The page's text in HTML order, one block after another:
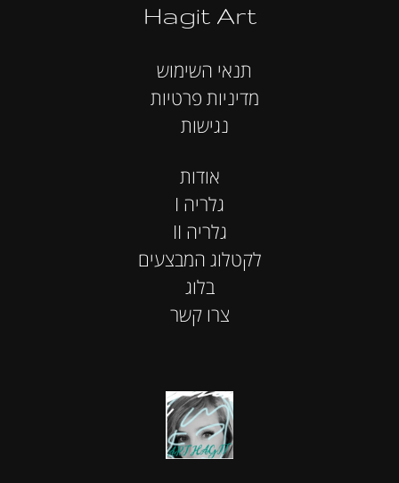
Hagit Art
אודות
I גלריה
II גלריה
לקטלוג המבצעים
בלוג
צרו קשר
תנאי השימוש
מדיניות פרטיות
נגישות